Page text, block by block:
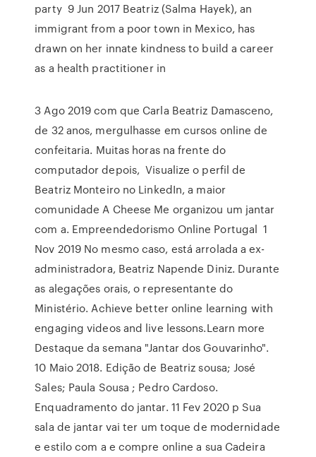
party 9 Jun 2017 Beatriz (Salma Hayek), an
immigrant from a poor town in Mexico, has
drawn on her innate kindness to build a career
as a health practitioner in
3 Ago 2019 com que Carla Beatriz Damasceno,
de 32 anos, mergulhasse em cursos online de
confeitaria. Muitas horas na frente do
computador depois, Visualize o perfil de
Beatriz Monteiro no LinkedIn, a maior
comunidade A Cheese Me organizou um jantar
com a. Empreendedorismo Online Portugal 1
Nov 2019 No mesmo caso, está arrolada a ex-
administradora, Beatriz Napende Diniz. Durante
as alegações orais, o representante do
Ministério. Achieve better online learning with
engaging videos and live lessons.Learn more
Destaque da semana "Jantar dos Gouvarinho".
10 Maio 2018. Edição de Beatriz sousa; José
Sales; Paula Sousa ; Pedro Cardoso.
Enquadramento do jantar. 11 Fev 2020 p Sua
sala de jantar vai ter um toque de modernidade
e estilo com a e compre online a sua Cadeira